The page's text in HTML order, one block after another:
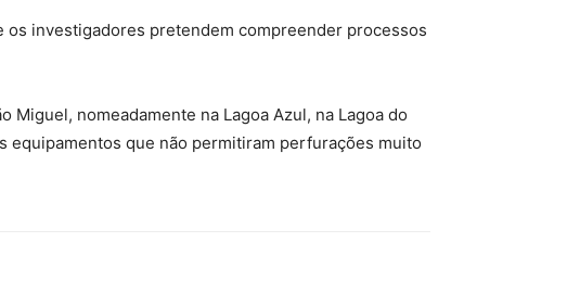
os investigadores pretendem compreender processos
nomeadamente na Lagoa Azul, na Lagoa do
equipamentos que não permitiram perfurações muito